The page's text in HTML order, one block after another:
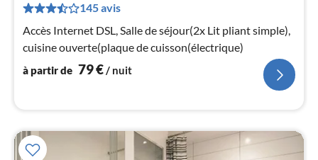
145 avis
Accès Internet DSL, Salle de séjour(2x Lit pliant simple),
cuisine ouverte(plaque de cuisson(électrique)
à partir de 79€/ nuit